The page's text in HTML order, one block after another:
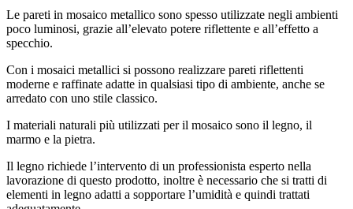
Le pareti in mosaico metallico sono spesso utilizzate negli ambienti
poco luminosi, grazie all’elevato potere riflettente e all’effetto a
specchio.
Con i mosaici metallici si possono realizzare pareti riflettenti
moderne e raffinate adatte in qualsiasi tipo di ambiente, anche se
arredato con uno stile classico.
I materiali naturali più utilizzati per il mosaico sono il legno, il
marmo e la pietra.
Il legno richiede l’intervento di un professionista esperto nella
lavorazione di questo prodotto, inoltre è necessario che si tratti di
elementi in legno adatti a sopportare l’umidità e quindi trattati